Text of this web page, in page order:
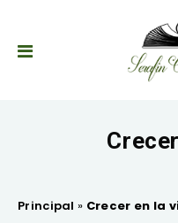
Principal » Crecer en la